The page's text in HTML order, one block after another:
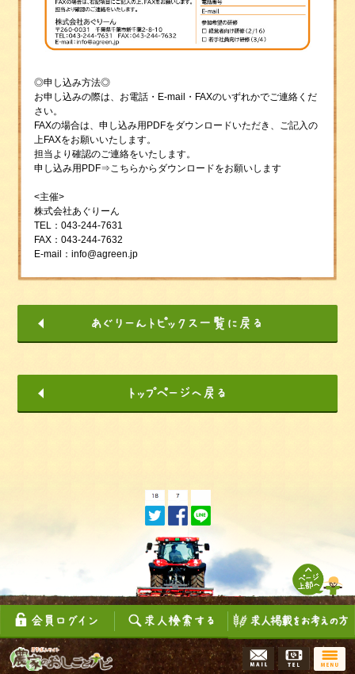
◎申し込み方法◎
お申し込みの際は、お電話・E-mail・FAXのいずれかでご連絡くだ
さい。
FAXの場合は、申し込み用PDFをダウンロードいただき、ご記入の
上FAXをお願いいたします。
担当より確認のご連絡をいたします。
申し込み用PDF⇒こちらからダウンロードをお願いします
<主催>
株式会社あぐりーん
TEL：043-244-7631
FAX：043-244-7632
E-mail： info@agreen.jp